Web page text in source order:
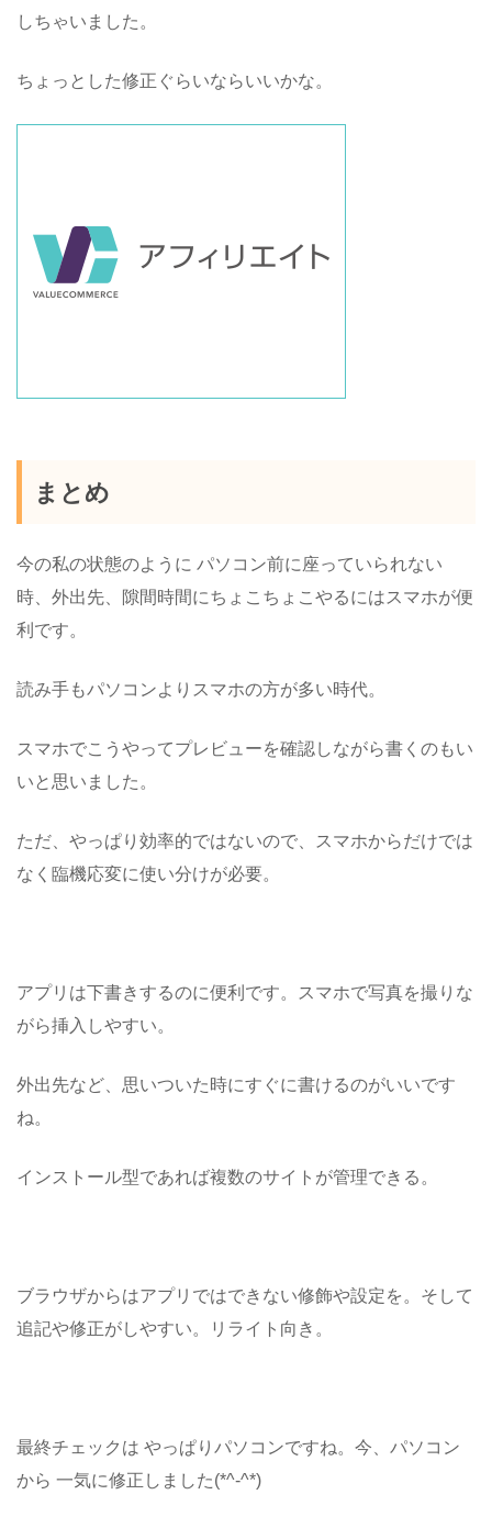
しちゃいました。
ちょっとした修正ぐらいならいいかな。
まとめ
今の私の状態のように パソコン前に座っていられない
時、外出先、隙間時間にちょこちょこやるにはスマホが便
利です。
読み手もパソコンよりスマホの方が多い時代。
スマホでこうやってプレビューを確認しながら書くのもい
いと思いました。
ただ、やっぱり効率的ではないので、スマホからだけでは
なく臨機応変に使い分けが必要。
アプリは下書きするのに便利です。スマホで写真を撮りな
がら挿入しやすい。
外出先など、思いついた時にすぐに書けるのがいいです
ね。
インストール型であれば複数のサイトが管理できる。
ブラウザからはアプリではできない修飾や設定を。そして
追記や修正がしやすい。リライト向き。
最終チェックは やっぱりパソコンですね。今、パソコン
から 一気に修正しました(*^-^*)